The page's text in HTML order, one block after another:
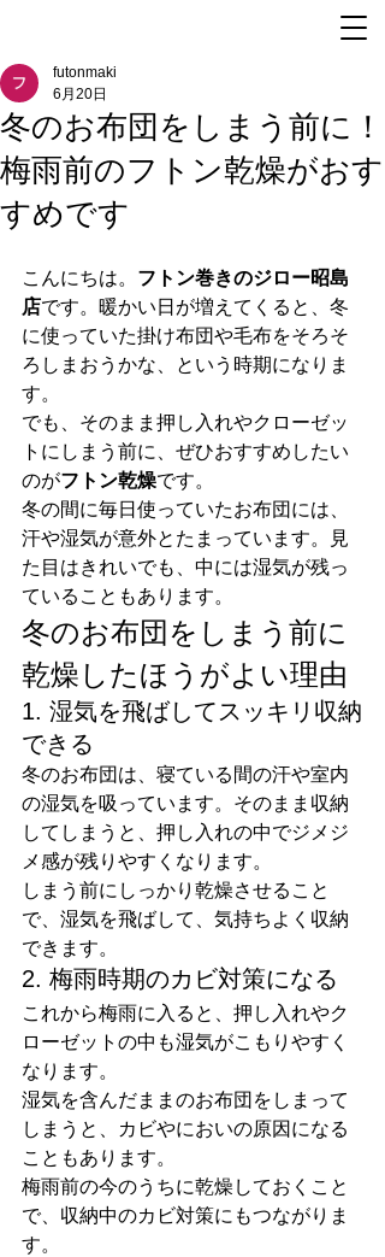
冬のお布団をしまう前に！
梅雨前のフトン乾燥がおす
すめです
futonmaki
6月20日
こんにちは。 フトン巻きのジロー昭島
店です。暖かい日が増えてくると、冬
に使っていた掛け布団や毛布をそろそ
ろしまおうかな、という時期になりま
す。
でも、そのまま押し入れやクローゼッ
トにしまう前に、ぜひおすすめしたい
のがフトン乾燥です。
冬の間に毎日使っていたお布団には、
汗や湿気が意外とたまっています。見
た目はきれいでも、中には湿気が残っ
ていることもあります。
冬のお布団をしまう前に
乾燥したほうがよい理由
1. 湿気を飛ばしてスッキリ収納
できる
冬のお布団は、寝ている間の汗や室内
の湿気を吸っています。そのまま収納
してしまうと、押し入れの中でジメジ
メ感が残りやすくなります。
しまう前にしっかり乾燥させること
で、湿気を飛ばして、気持ちよく収納
できます。
2. 梅雨時期のカビ対策になる
これから梅雨に入ると、押し入れやク
ローゼットの中も湿気がこもりやすく
なります。
湿気を含んだままのお布団をしまって
しまうと、カビやにおいの原因になる
こともあります。
梅雨前の今のうちに乾燥しておくこと
で、収納中のカビ対策にもつながりま
す。